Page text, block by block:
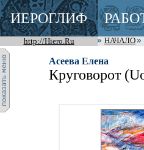
ИЕРОГЛИФ
http://Hiero.Ru НАЧАЛО
Асеева Елена
Круговорот